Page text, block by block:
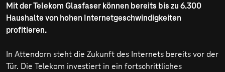
Mit der Telekom Glasfaser können bereits bis zu 6.300
Haushalte von hohen Internetgeschwindigkeiten
profitieren.
In Attendorn steht die Zukunft des Internets bereits vor der
Tür. Die Telekom investiert in ein fortschrittliches